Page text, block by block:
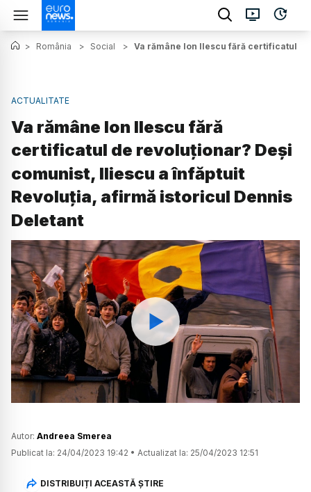
> România > Social > Va rămâne Ion Ilescu fără certificatul
ACTUALITATE
Va rămâne Ion Ilescu fără
certificatul de revoluționar? Deși
comunist, Iliescu a înfăptuit
Revoluția, afirmă istoricul Dennis
Deletant
Watch
Autor: Andreea Smerea
Publicat la: 24/04/2023 19:42 • Actualizat la: 25/04/2023 12:51
DISTRIBUIȚI ACEASTĂ ȘTIRE